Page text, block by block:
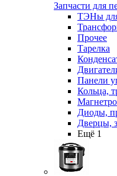
Запчасти для
ТЭНы
Прочее
Тарелка
Панели
Кольца,
Диоды,
Дверцы,
Ещё 1